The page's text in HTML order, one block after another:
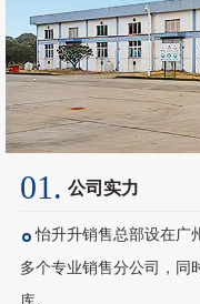
01. 公司实力
怡升升销售总部设在广
库。
主要销售济南雅思达（